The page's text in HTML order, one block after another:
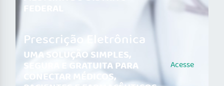
Prescrição Eletrônica
UMA SOLUÇÃO SIMPLES,
SEGURA E GRATUITA PARA
CONECTAR MÉDICOS,
Acesse